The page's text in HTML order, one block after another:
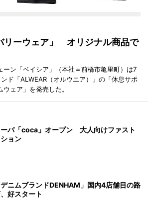
リーウェア」 オリジナル商品で
ーン「ベイシア」（本社＝前橋市亀里町）は7
ド「ALWEAR（オルウエア）」の「休息サポ
ェア」を発売した。
パ「coca」オープン 大人向けファスト
ョン
ニムブランドDENHAM」国内4店舗目の路
好スタート